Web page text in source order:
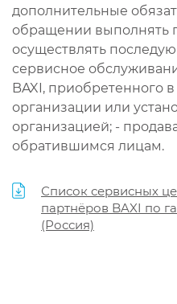
дополнительные
обращении выполнять
осуществлять
сервисное
BAXI, приобретенного
организации или
организацией; -
обратившимся лицам.
Список сервисных
партнёров BAXI по
(Россия)